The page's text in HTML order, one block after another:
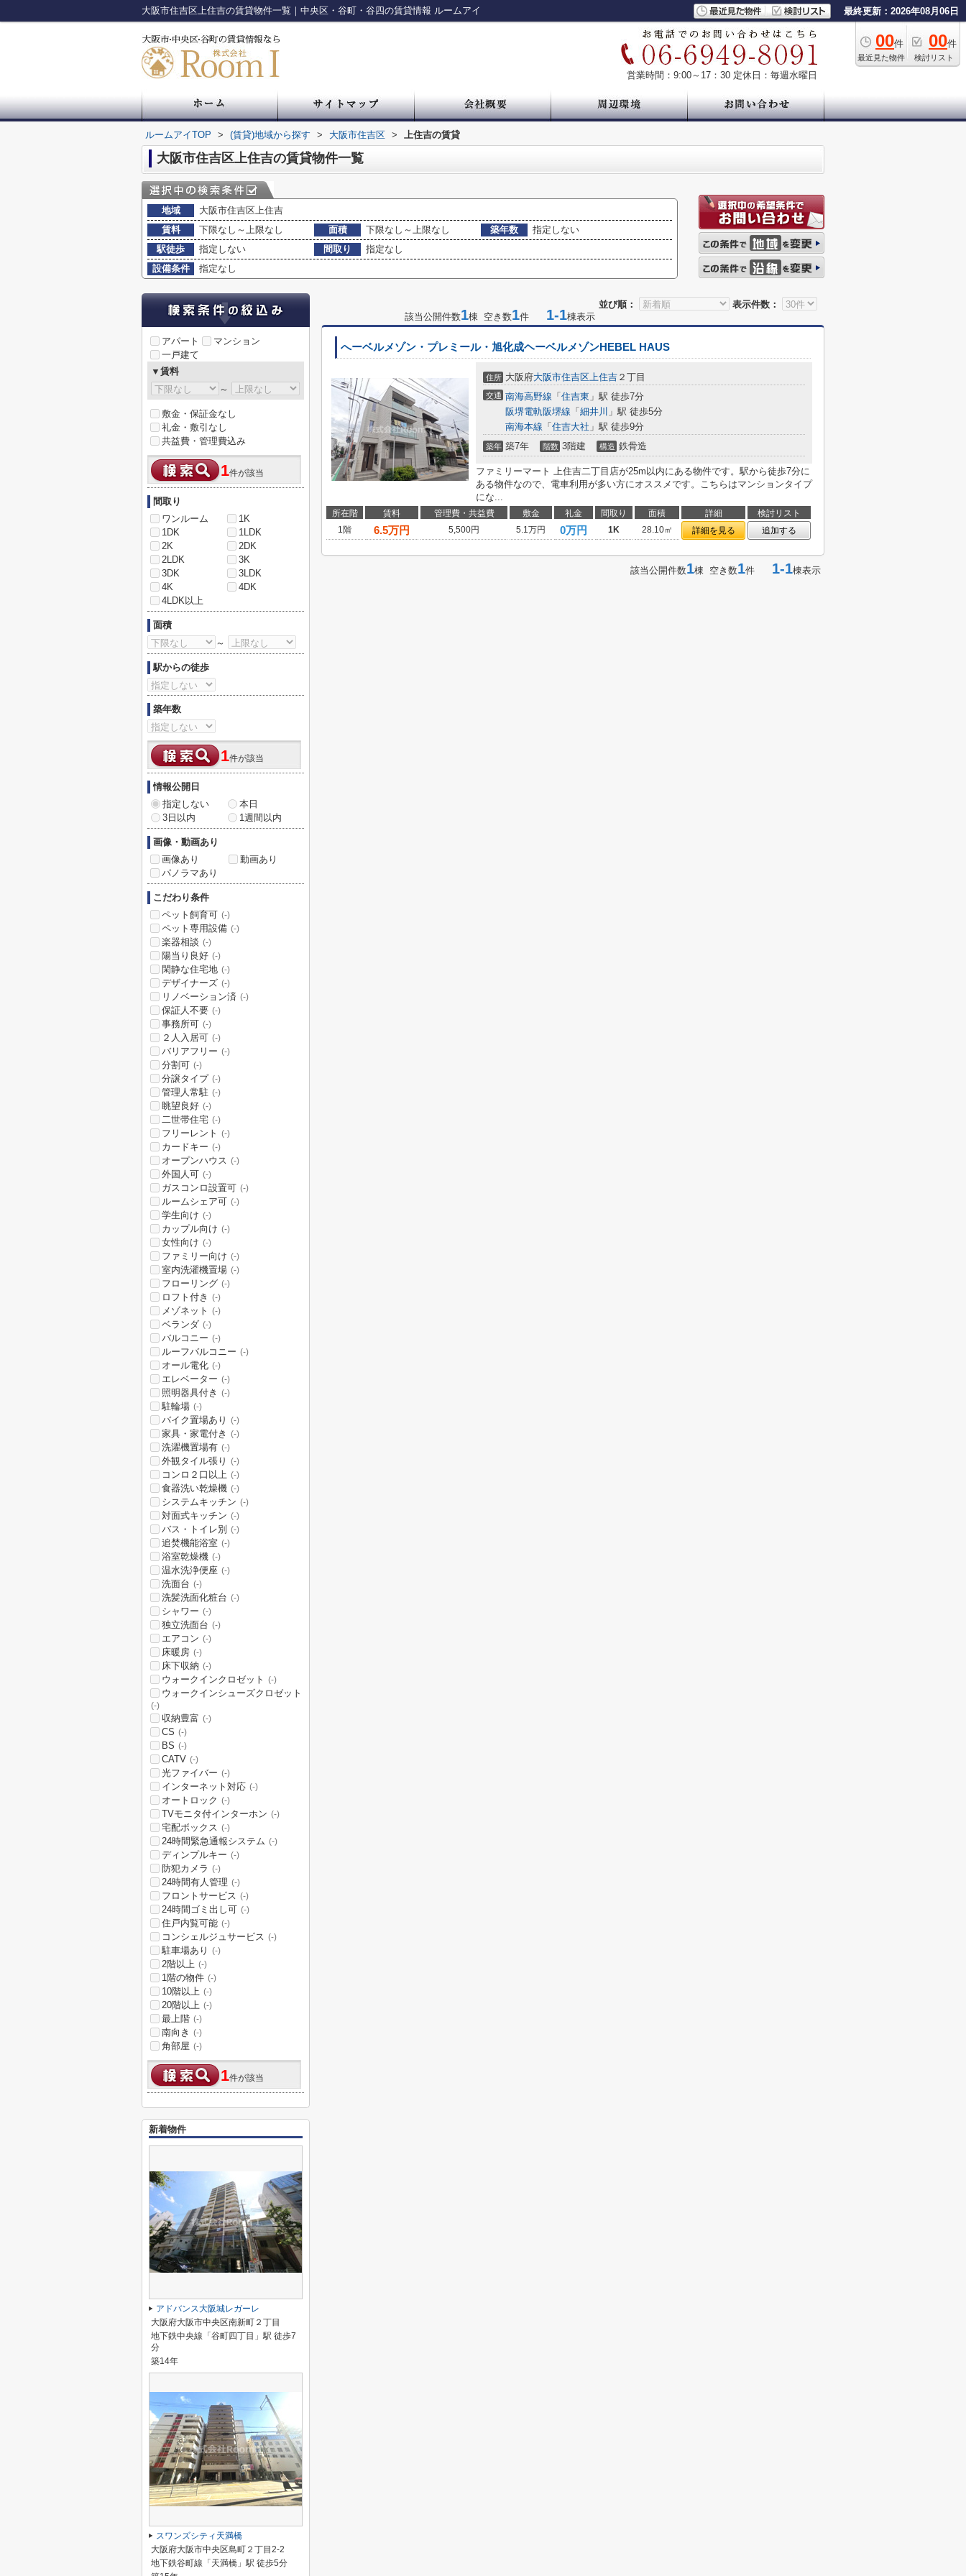
大阪市住吉区上住吉の賃貸物件一覧｜中央区・谷町・谷四の賃貸情報 ルームアイ 最終更新：2026年08月06日
00件
最近見た物件
00件
検討リスト
営業時間：9:00～17：30 定休日：毎週水曜日
ルームアイTOP > (賃貸)地域から探す > 大阪市住吉区 > 上住吉の賃貸
大阪市住吉区上住吉の賃貸物件一覧
地域
大阪市住吉区上住吉
賃料
下限なし～上限なし 面積 下限なし～上限なし 築年数
指定しない
駅徒歩
指定しない 間取り
指定なし
設備条件
指定なし
並び順：
表示件数：
該当公開件数1棟 空き数1件 1-1棟表示
へーベルメゾン・プレミール・旭化成ヘーベルメゾンHEBEL HAUS
住所 大阪府大阪市住吉区上住吉 ２丁目
交通 南海高野線 「 住吉東 」駅 徒歩7分
阪堺電軌阪堺線 「 細井川 」駅 徒歩5分
南海本線 「 住吉大社 」駅 徒歩9分
築年 築7年 階数 3階建 構造 鉄骨造
ファミリーマート 上住吉二丁目店が25m以内にある物件です。駅から徒歩7分に
ある物件なので、電車利用が多い方にオススメです。こちらはマンションタイプ
にな...
所在階 賃料 管理費・共益費 敷金 礼金 間取り 面積 詳細
検討リスト
1階
6.5万円 5,500円 5.1万円 0万円 1K 28.10㎡ 詳細を見る 追加する
該当公開件数1棟 空き数1件 1-1棟表示
アパート
マンション
一戸建て
▼賃料
～
敷金・保証金なし
礼金・敷引なし
共益費・管理費込み
1件が該当
間取り
ワンルーム
1K
1DK
1LDK
2K
2DK
2LDK
3K
3DK
3LDK
4K
4DK
4LDK以上
面積
～
駅からの徒歩
築年数
1件が該当
情報公開日
指定しない
本日
3日以内
1週間以内
画像・動画あり
画像あり
動画あり
パノラマあり
こだわり条件
ペット飼育可 (-)
ペット専用設備 (-)
楽器相談 (-)
陽当り良好 (-)
閑静な住宅地 (-)
デザイナーズ (-)
リノベーション済 (-)
保証人不要 (-)
事務所可 (-)
２人入居可 (-)
バリアフリー (-)
分割可 (-)
分譲タイプ (-)
管理人常駐 (-)
眺望良好 (-)
二世帯住宅 (-)
フリーレント (-)
カードキー (-)
オープンハウス (-)
外国人可 (-)
ガスコンロ設置可 (-)
ルームシェア可 (-)
学生向け (-)
カップル向け (-)
女性向け (-)
ファミリー向け (-)
室内洗濯機置場 (-)
フローリング (-)
ロフト付き (-)
メゾネット (-)
ベランダ (-)
バルコニー (-)
ルーフバルコニー (-)
オール電化 (-)
エレベーター (-)
照明器具付き (-)
駐輪場 (-)
バイク置場あり (-)
家具・家電付き (-)
洗濯機置場有 (-)
外観タイル張り (-)
コンロ２口以上 (-)
食器洗い乾燥機 (-)
システムキッチン (-)
対面式キッチン (-)
バス・トイレ別 (-)
追焚機能浴室 (-)
浴室乾燥機 (-)
温水洗浄便座 (-)
洗面台 (-)
洗髪洗面化粧台 (-)
シャワー (-)
独立洗面台 (-)
エアコン (-)
床暖房 (-)
床下収納 (-)
ウォークインクロゼット (-)
ウォークインシューズクロゼット
(-)
収納豊富 (-)
CS (-)
BS (-)
CATV (-)
光ファイバー (-)
インターネット対応 (-)
オートロック (-)
TVモニタ付インターホン (-)
宅配ボックス (-)
24時間緊急通報システム (-)
ディンプルキー (-)
防犯カメラ (-)
24時間有人管理 (-)
フロントサービス (-)
24時間ゴミ出し可 (-)
住戸内覧可能 (-)
コンシェルジュサービス (-)
駐車場あり (-)
2階以上 (-)
1階の物件 (-)
10階以上 (-)
20階以上 (-)
最上階 (-)
南向き (-)
角部屋 (-)
1件が該当
新着物件
アドバンス大阪城レガーレ
大阪府大阪市中央区南新町２丁目
地下鉄中央線「谷町四丁目」駅 徒歩7
分
築14年
スワンズシティ天満橋
大阪府大阪市中央区島町２丁目2-2
地下鉄谷町線「天満橋」駅 徒歩5分